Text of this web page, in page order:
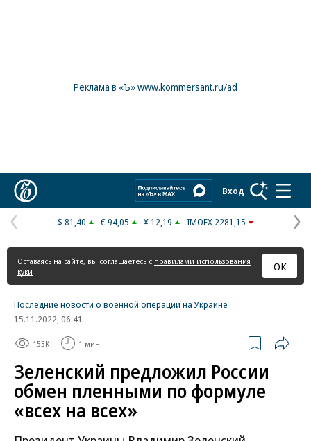
Реклама в «Ъ» www.kommersant.ru/ad
Вход
Предыдущая
страница
$ 81,40 € 94,05 ¥ 12,19 IMOEX 2281,15
Оставаясь на сайте, вы соглашаетесь с правилами использования
куки
ОК
Последние новости о военной операции на Украине
15.11.2022, 06:41
153K 1 мин.
Зеленский предложил России
обмен пленными по формуле
«всех на всех»